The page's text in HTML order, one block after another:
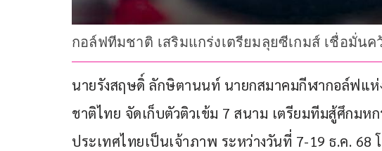
กอล์ฟทีมชาติ เสริมแกร่งเตรียมลุยซีเกมส์ เชื่อมั่นค
นายรังสฤษดิ์ ลักษิตานนท์ นายกสมาคมกีฬากอล์ฟแห่
ชาติไทย จัดเก็บตัวติวเข้ม 7 สนาม เตรียมทีมสู้ศึกมห
ประเทศไทยเป็นเจ้าภาพ ระหว่างวันที่ 7-19 ธ.ค. 68